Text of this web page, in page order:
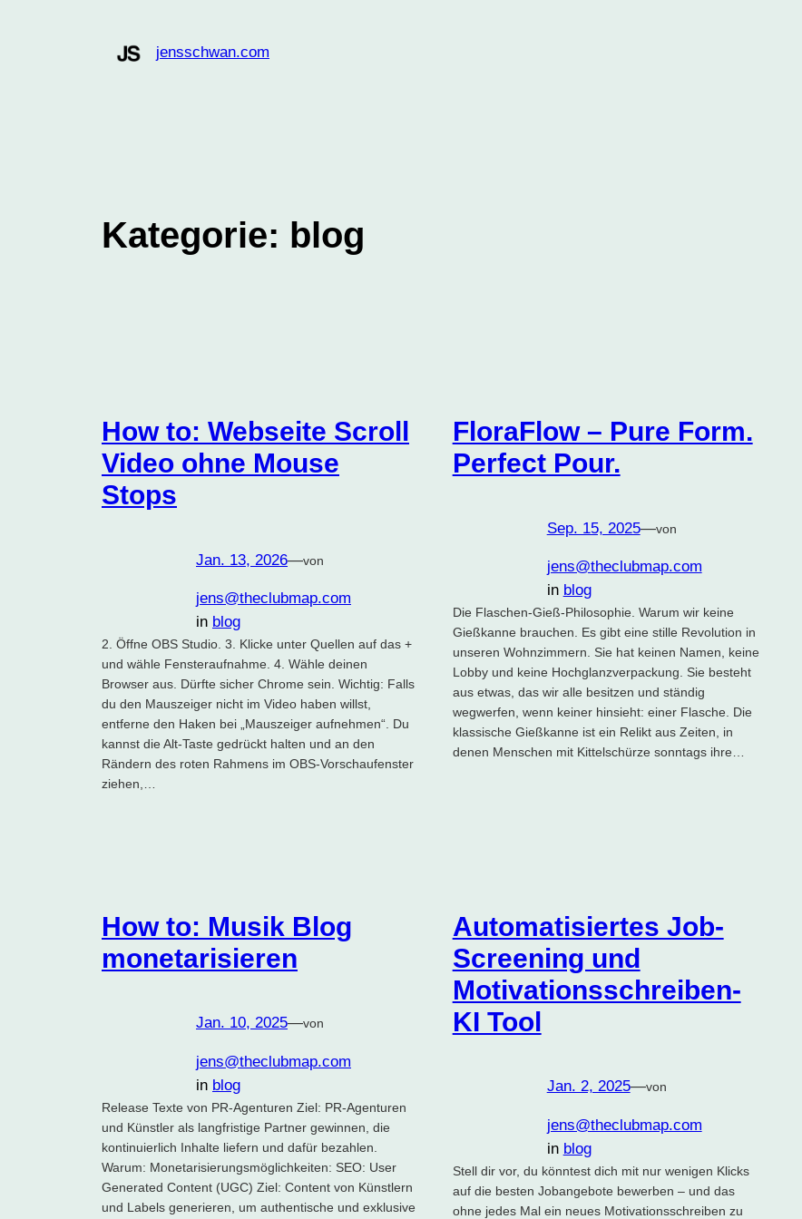
jensschwan.com
Kategorie: blog
How to: Webseite Scroll
Video ohne Mouse
Stops
Jan. 13, 2026—von
jens@theclubmap.com
in blog
2. Öffne OBS Studio. 3. Klicke unter Quellen auf das +
und wähle Fensteraufnahme. 4. Wähle deinen
Browser aus. Dürfte sicher Chrome sein. Wichtig: Falls
du den Mauszeiger nicht im Video haben willst,
entferne den Haken bei „Mauszeiger aufnehmen“. Du
kannst die Alt-Taste gedrückt halten und an den
Rändern des roten Rahmens im OBS-Vorschaufenster
ziehen,…
FloraFlow – Pure Form.
Perfect Pour.
Sep. 15, 2025—von
jens@theclubmap.com
in blog
Die Flaschen-Gieß-Philosophie. Warum wir keine
Gießkanne brauchen. Es gibt eine stille Revolution in
unseren Wohnzimmern. Sie hat keinen Namen, keine
Lobby und keine Hochglanzverpackung. Sie besteht
aus etwas, das wir alle besitzen und ständig
wegwerfen, wenn keiner hinsieht: einer Flasche. Die
klassische Gießkanne ist ein Relikt aus Zeiten, in
denen Menschen mit Kittelschürze sonntags ihre…
How to: Musik Blog
monetarisieren
Jan. 10, 2025—von
jens@theclubmap.com
in blog
Release Texte von PR-Agenturen Ziel: PR-Agenturen
und Künstler als langfristige Partner gewinnen, die
kontinuierlich Inhalte liefern und dafür bezahlen.
Warum: Monetarisierungsmöglichkeiten: SEO: User
Generated Content (UGC) Ziel: Content von Künstlern
und Labels generieren, um authentische und exklusive
Automatisiertes Job-
Screening und
Motivationsschreiben-
KI Tool
Jan. 2, 2025—von
jens@theclubmap.com
in blog
Stell dir vor, du könntest dich mit nur wenigen Klicks
auf die besten Jobangebote bewerben – und das
ohne jedes Mal ein neues Motivationsschreiben zu